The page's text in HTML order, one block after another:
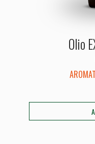
Olio